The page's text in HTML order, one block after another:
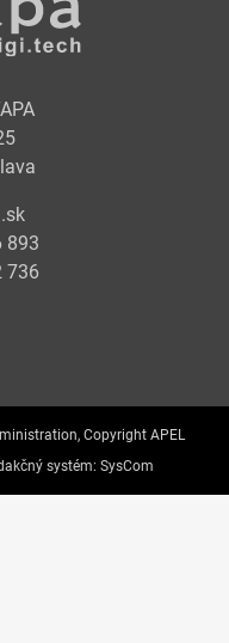
893
736
Copyright APEL
systém: SysCom